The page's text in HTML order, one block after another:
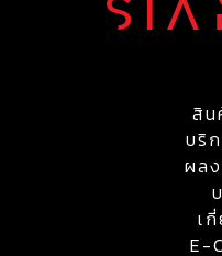
สิน
บริ
ผล
เ
E-